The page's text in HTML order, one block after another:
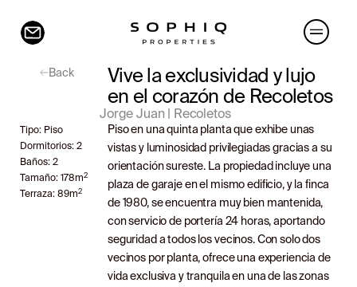
Back
Vive la exclusividad y lujo
en el corazón de Recoletos
Jorge Juan | Recoletos
Tipo: Piso
Dormitorios: 2
Baños: 2
Tamaño: 178m2
Terraza: 89m2
Piso en una quinta planta que exhibe unas
vistas y luminosidad privilegiadas gracias a su
orientación sureste. La propiedad incluye una
plaza de garaje en el mismo edificio, y la finca
de 1980, se encuentra muy bien mantenida,
con servicio de portería 24 horas, aportando
seguridad a todos los vecinos. Con solo dos
vecinos por planta, ofrece una experiencia de
vida exclusiva y tranquila en una de las zonas